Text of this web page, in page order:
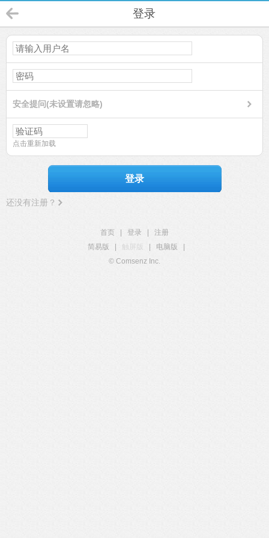
登录
安全提问(未设置请忽略)
点击重新加载
登录
还没有注册？
首页 登录
注册
简易版
触屏版 电脑版
© Comsenz Inc.